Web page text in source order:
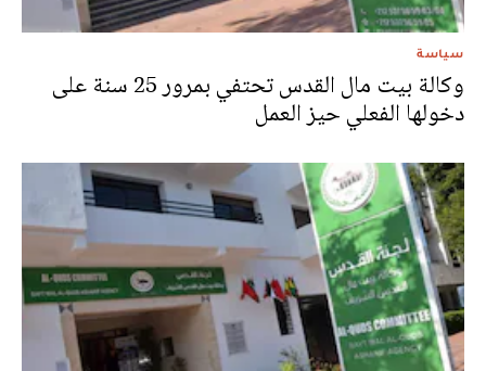
سياسة
وكالة بيت مال القدس تحتفي بمرور 25 سنة على
دخولها الفعلي حيز العمل